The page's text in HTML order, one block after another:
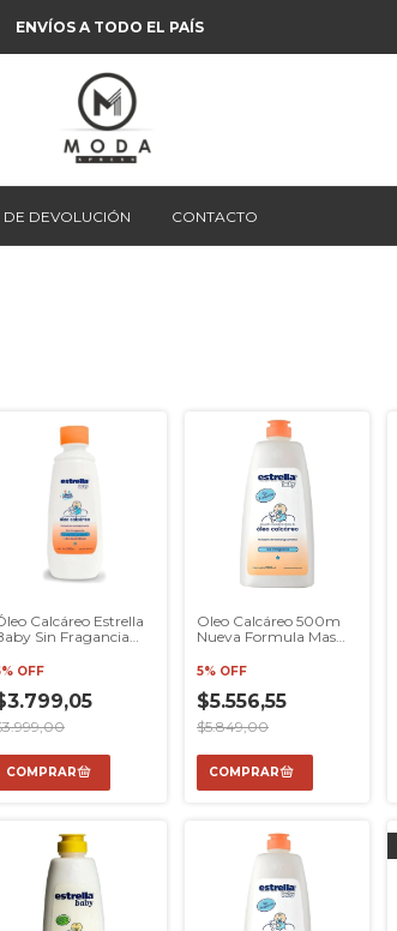
ENVÍOS A TODO EL PAÍS
DE DEVOLUCIÓN CONTACTO
Calcáreo Estrella
Sin Fragancia
OFF
Oleo Calcáreo 500m
Nueva Formula Mas
5% OFF
$5.556,55
$5.849,00